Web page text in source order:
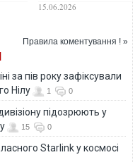
15.06.2026
Правила коментування ! »
за пів року зафіксували
Нілу
1 0
підозрюють у
15 0
Starlink у космосі